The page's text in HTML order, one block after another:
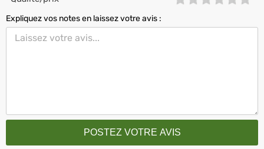
Expliquez vos notes en laissez votre avis :